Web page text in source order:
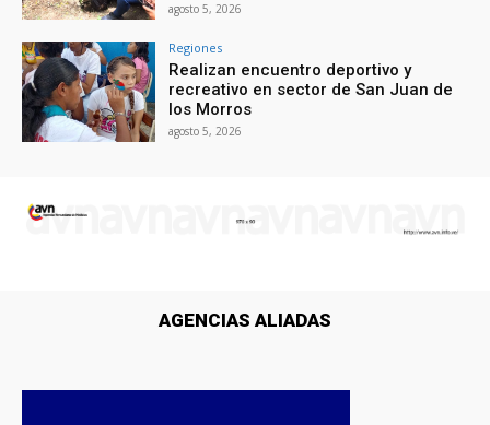
agosto 5, 2026
Regiones
Realizan encuentro deportivo y
recreativo en sector de San Juan de
los Morros
agosto 5, 2026
AGENCIAS ALIADAS